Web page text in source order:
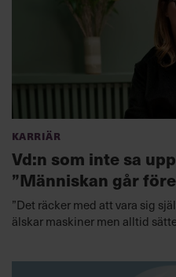
Karriär
Vd:n som inte sa
”Människan går
”Det räcker med att vara sig
älskar maskiner men alltid